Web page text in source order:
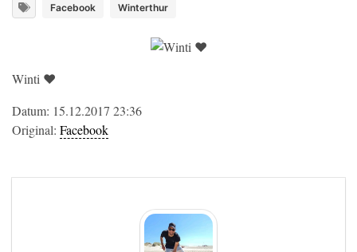
Facebook Winterthur
Winti ❤️
Datum: 15.12.2017 23:36
Original: Facebook